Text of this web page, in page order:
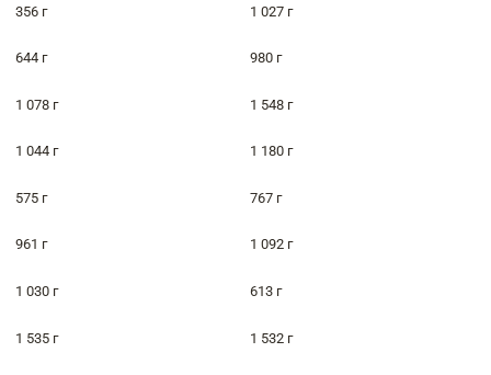
356 г 1 027 г
644 г 980 г
1 078 г 1 548 г
1 044 г 1 180 г
575 г 767 г
961 г 1 092 г
1 030 г 613 г
1 535 г 1 532 г